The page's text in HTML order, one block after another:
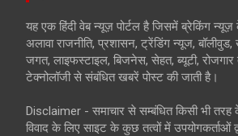
यह एक हिंदी वेब न्यूज़ पोर्टल है जिसमें ब्रेकिंग
अलावा राजनीति, प्रशासन, ट्रेंडिंग न्यूज,
जगत, लाइफस्टाइल, बिजनेस, सेहत, ब्यूटी, रोजगार
टेक्नोलॉजी से संबंधित खबरें पोस्ट की जाती है।
Disclaimer - समाचार से सम्बंधित किसी भी तरह
विवाद के लिए साइट के कुछ तत्वों में उपयोगकर्ताओं